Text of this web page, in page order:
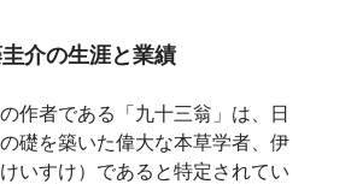
介の生涯と業績
作者である「九十三翁」は、日
礎を築いた偉大な本草学者、伊
いすけ）であると特定されてい